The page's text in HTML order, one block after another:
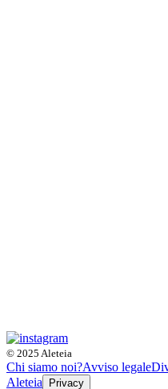
© 2025 Aleteia
Chi siamo noi?Avviso legale
Aleteia
Privacy